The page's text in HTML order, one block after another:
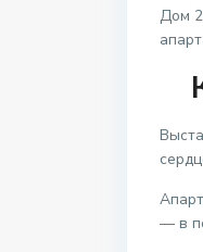
Дом
— в